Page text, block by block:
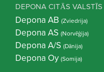
DEPONA CITĀS VALSTĪS
Depona AB (Zviedrija)
Depona AS (Norvēģija)
Depona A/S (Dānija)
Depona Oy (Somija)